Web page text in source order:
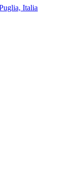
Italia